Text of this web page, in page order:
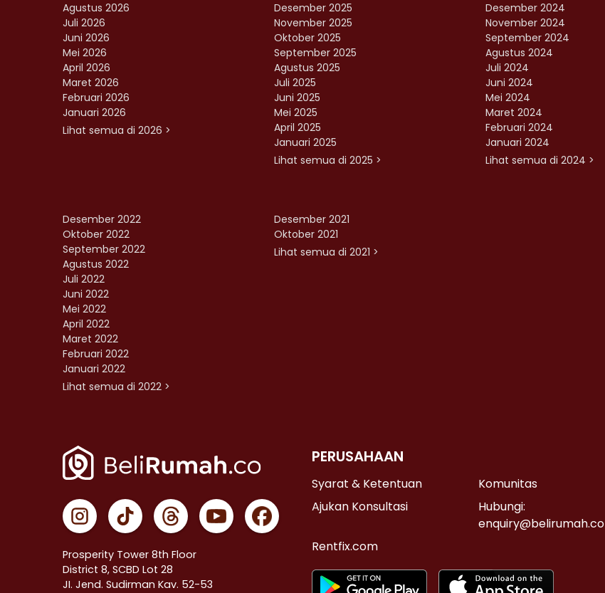
Agustus 2026
Juli 2026
Juni 2026
Mei 2026
April 2026
Maret 2026
Februari 2026
Januari 2026
Lihat semua di 2026 >
Desember 2025
November 2025
Oktober 2025
September 2025
Agustus 2025
Juli 2025
Juni 2025
Mei 2025
April 2025
Januari 2025
Lihat semua di 2025 >
Desember 2024
November 2024
September 2024
Agustus 2024
Juli 2024
Juni 2024
Mei 2024
Maret 2024
Februari 2024
Januari 2024
Lihat semua di 2024 >
Desember 2022
Oktober 2022
September 2022
Agustus 2022
Juli 2022
Juni 2022
Mei 2022
April 2022
Maret 2022
Februari 2022
Januari 2022
Lihat semua di 2022 >
Desember 2021
Oktober 2021
Lihat semua di 2021 >
Prosperity Tower 8th Floor
District 8, SCBD Lot 28
JI. Jend. Sudirman Kav. 52-53
PERUSAHAAN
Syarat & Ketentuan
Komunitas
Ajukan Konsultasi
Hubungi:
enquiry@belirumah.co
Rentfix.com